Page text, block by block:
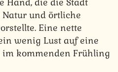
und örtliche
Eine nette
wenig Lust auf eine
kommenden Frühling